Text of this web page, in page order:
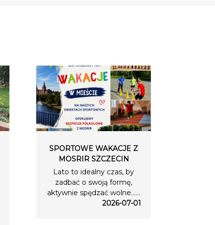
SPORTOWE WAKACJE Z
MOSRIR SZCZECIN
Lato to idealny czas, by
zadbać o swoją formę,
aktywnie spędzać wolne…...
2026-07-01